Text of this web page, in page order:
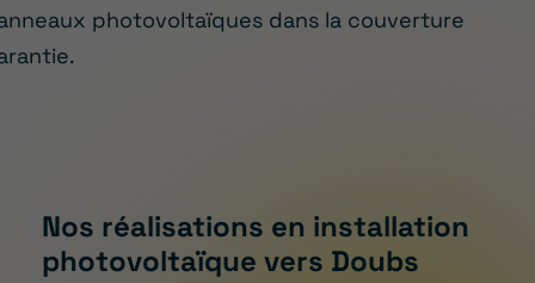
photovoltaïques dans la couverture
Nos réalisations en installation
photovoltaïque vers Doubs